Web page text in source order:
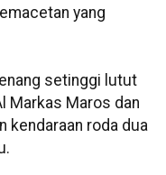
yang
setinggi lutut
Markas Maros dan
kendaraan roda dua